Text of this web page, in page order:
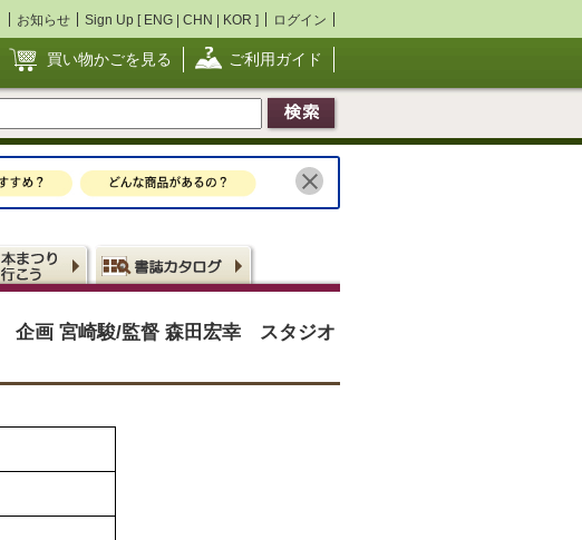
お知らせ Sign Up [ ENG | CHN | KOR ] ログイン
買い物かごを見る ご利用ガイド
画 宮崎駿/監督 森田宏幸 スタジオ